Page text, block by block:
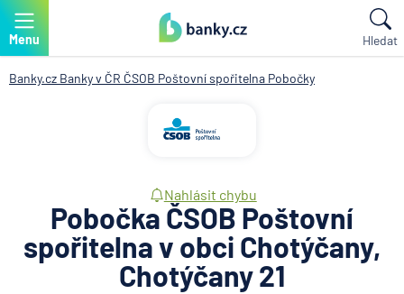
Menu Hledat
Banky.cz Banky v ČR ČSOB Poštovní spořitelna Pobočky
Nahlásit chybu
Pobočka ČSOB Poštovní
spořitelna v obci Chotýčany,
Chotýčany 21